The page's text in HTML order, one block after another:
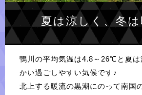
夏は涼しく、冬
鴨川の平均気温は4.8～26℃と夏は
かい過ごしやすい気候です♪
北上する暖流の黒潮にのって南国